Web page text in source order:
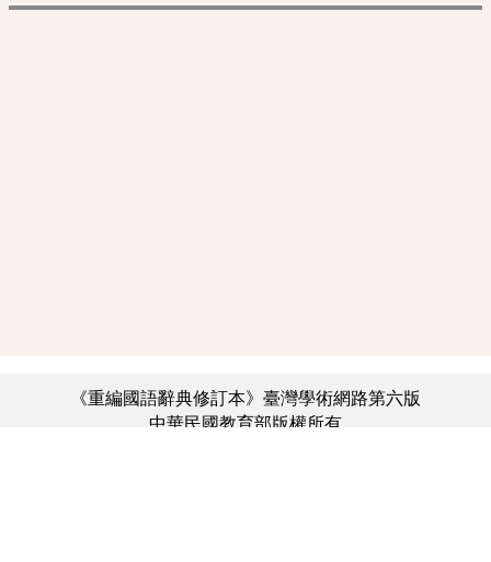
《重編國語辭典修訂本》臺灣學術網路第六版
中華民國教育部版權所有